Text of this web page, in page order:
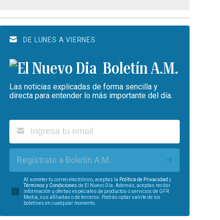
DE LUNES A VIERNES
Boletín A.M.
Las noticias explicadas de forma sencilla y
directa para entender lo más importante del día.
Regístrate a Boletín A.M.
Al someter tu correo electrónico, aceptas la Política de Privacidad y
Términos y Condiciones de El Nuevo Día. Además, aceptas recibir
información u ofertas especiales de productos o servicios de GFR
Media, sus afiliadas o de terceros. Podrás optar salirte de los
boletines en cualquier momento.